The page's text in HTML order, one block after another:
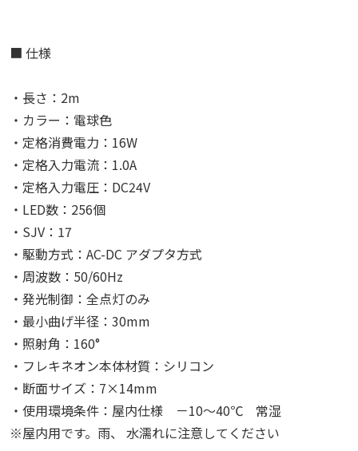
■ 仕様
・長さ：2m
・カラー：電球色
・定格消費電力：16W
・定格入力電流：1.0A
・定格入力電圧：DC24V
・LED数：256個
・SJV：17
・駆動方式：AC-DC アダプタ方式
・周波数：50/60Hz
・発光制御：全点灯のみ
・最小曲げ半径：30mm
・照射角：160°
・フレキネオン本体材質：シリコン
・断面サイズ：7×14mm
・使用環境条件：屋内仕様 －10～40℃ 常湿
※屋内用です。雨、 水濡れに注意してください